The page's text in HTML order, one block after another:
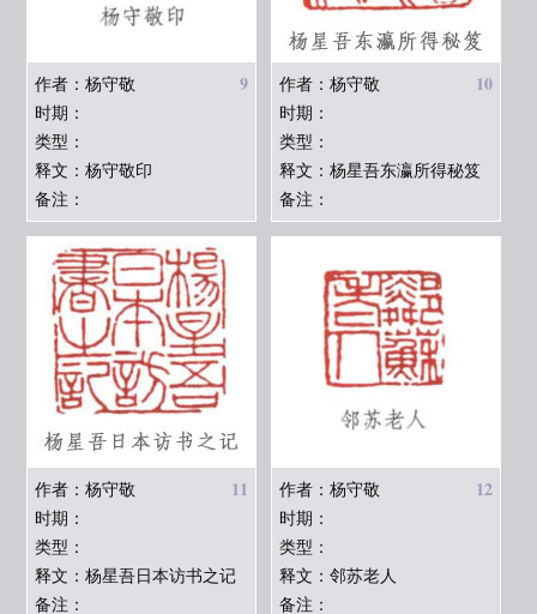
9
作者：杨守敬
时期：
类型：
释文：杨守敬印
备注：
10
作者：杨守敬
时期：
类型：
释文：杨星吾东瀛所得秘笈
备注：
11
作者：杨守敬
时期：
类型：
释文：杨星吾日本访书之记
备注：
12
作者：杨守敬
时期：
类型：
释文：邻苏老人
备注：